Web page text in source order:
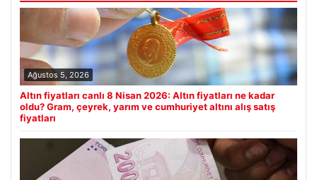
Ağustos 5, 2026
Altın fiyatları canlı 8 Nisan 2026: Altın fiyatları ne kadar
oldu? Gram, çeyrek, yarım ve cumhuriyet altını alış satış
fiyatları